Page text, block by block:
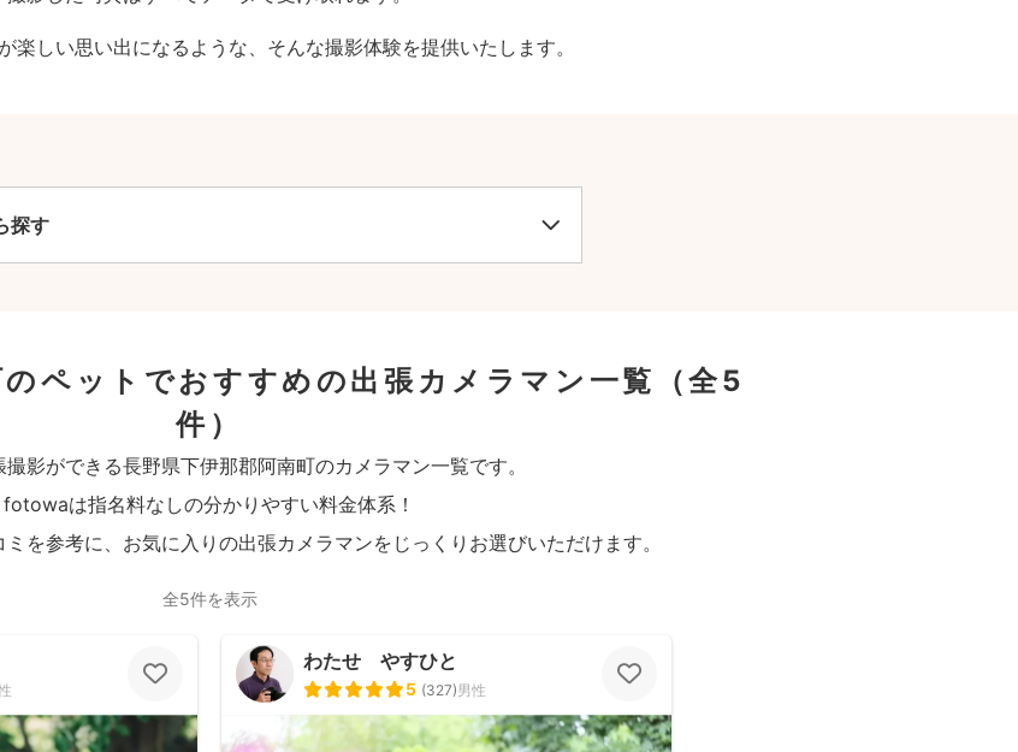
楽しい思い出になるような、そんな撮影体験を提供いたします。
探す
ペットでおすすめの出張カメラマン一覧
（全5
件）
影ができる長野県下伊那郡阿南町のカメラマン一覧です。
fotowaは指名料なしの分かりやすい料金体系！
を参考に、お気に入りの出張カメラマンをじっくりお選びいただけます。
全5件を表示
わたせ やすひと
5 (327)男性